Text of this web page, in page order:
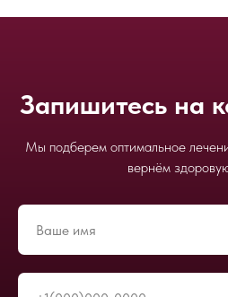
Запишитесь на
Мы подберем оптимальное
вернём